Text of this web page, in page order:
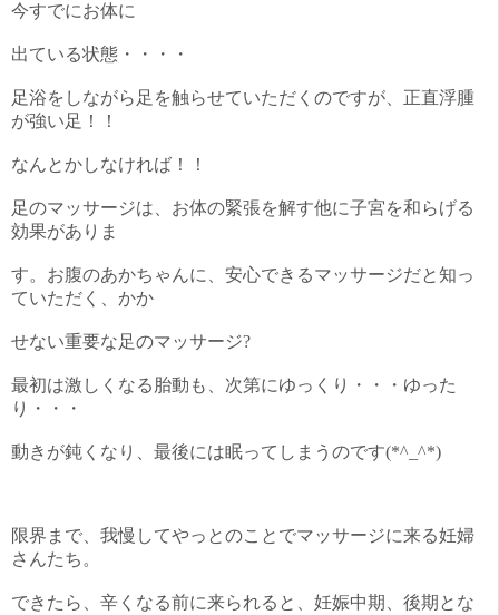
今すでにお体に
出ている状態・・・・
足浴をしながら足を触らせていただくのですが、正直浮腫
が強い足！！
なんとかしなければ！！
足のマッサージは、お体の緊張を解す他に子宮を和らげる
効果がありま
す。お腹のあかちゃんに、安心できるマッサージだと知っ
ていただく、かか
せない重要な足のマッサージ?
最初は激しくなる胎動も、次第にゆっくり・・・ゆった
り・・・
動きが鈍くなり、最後には眠ってしまうのです(*^_^*)
限界まで、我慢してやっとのことでマッサージに来る妊婦
さんたち。
できたら、辛くなる前に来られると、妊娠中期、後期とな